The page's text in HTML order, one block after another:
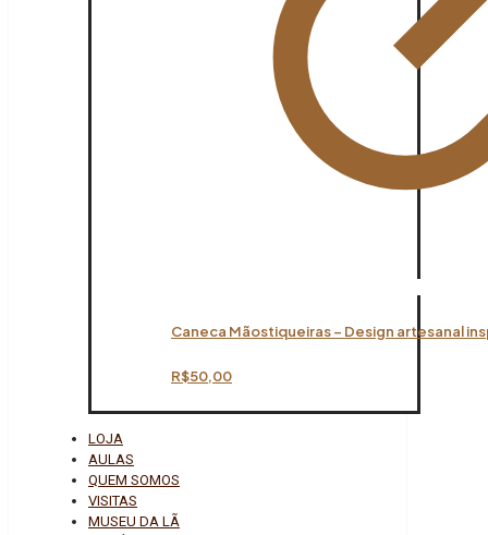
Caneca Mãostiqueiras – Design artesanal
R$50,00
LOJA
AULAS
QUEM SOMOS
VISITAS
MUSEU DA LÃ